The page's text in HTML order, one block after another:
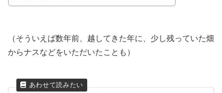
（そういえば数年前、越してきた年に、少し残っていた畑
からナスなどをいただいたことも）